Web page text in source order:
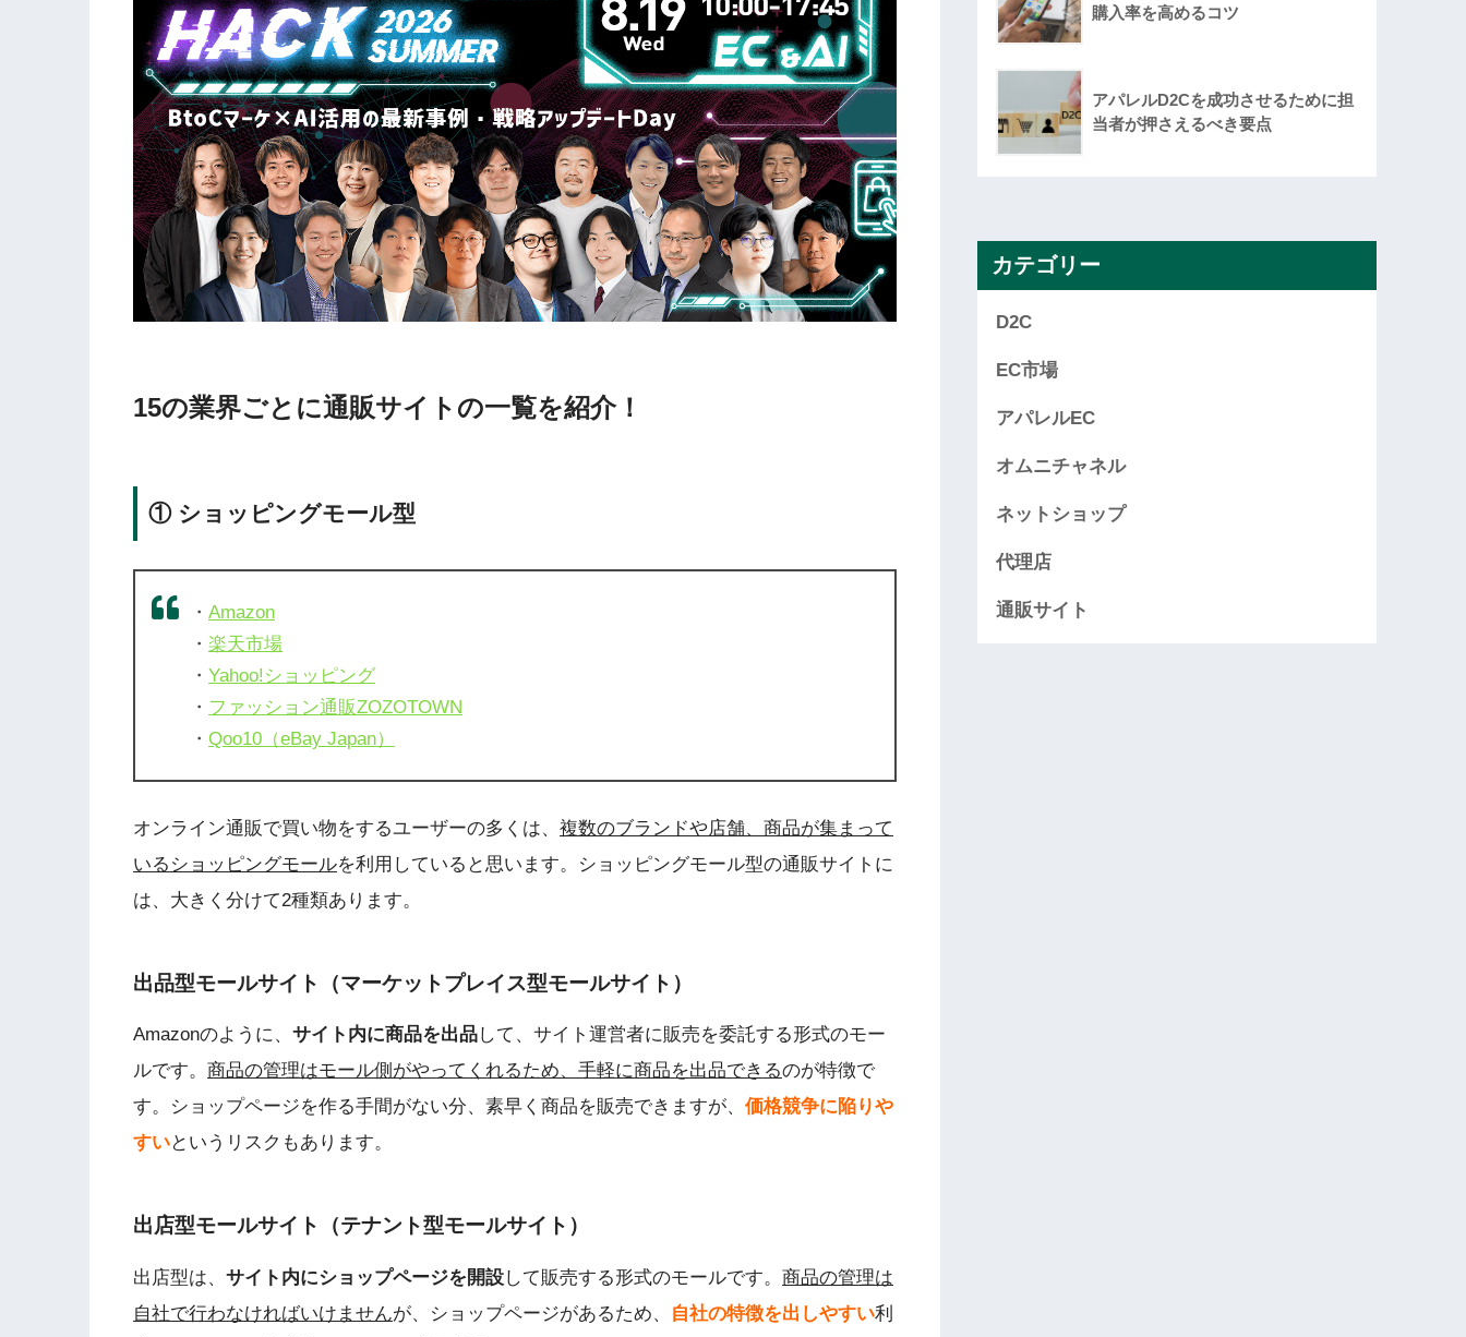
15の業界ごとに通販サイトの一覧を紹介！
① ショッピングモール型
・ Amazon
・ 楽天市場
・ Yahoo!ショッピング
・ ファッション通販ZOZOTOWN
・ Qoo10（eBay Japan）
オンライン通販で買い物をするユーザーの多くは、 複数のブランドや店舗、商品が集まって
いるショッピングモールを利用していると思います。ショッピングモール型の通販サイトに
は、大きく分けて2種類あります。
出品型モールサイト（マーケットプレイス型モールサイト）
Amazonのように、 サイト内に商品を出品して、サイト運営者に販売を委託する形式のモー
ルです。 商品の管理はモール側がやってくれるため、手軽に商品を出品できるのが特徴で
す。ショップページを作る手間がない分、素早く商品を販売できますが、 価格競争に陥りや
すいというリスクもあります。
出店型モールサイト（テナント型モールサイト）
出店型は、 サイト内にショップページを開設して販売する形式のモールです。 商品の管理は
自社で行わなければいけませんが、ショップページがあるため、 自社の特徴を出しやすい利
購入率を高めるコツ
アパレルD2Cを成功させるために担
当者が押さえるべき要点
カテゴリー
D2C
EC市場
アパレルEC
オムニチャネル
ネットショップ
代理店
通販サイト